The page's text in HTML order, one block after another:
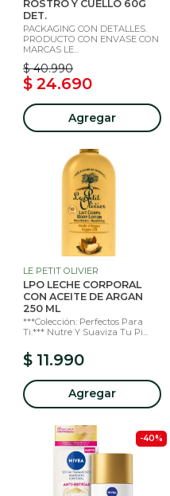
ROSTRO Y CUELLO 60G
DET.
PACKAGING CON DETALLES.
PRODUCTO CON ENVASE CON
MARCAS LE...
$ 40.990
$ 24.690
Agregar
LE PETIT OLIVIER
LPO LECHE CORPORAL
CON ACEITE DE ARGAN
250 ML
***Colección: Perfectos Para
Ti.*** Nutre Y Suaviza Tu Pi...
$ 11.990
Agregar
-40%